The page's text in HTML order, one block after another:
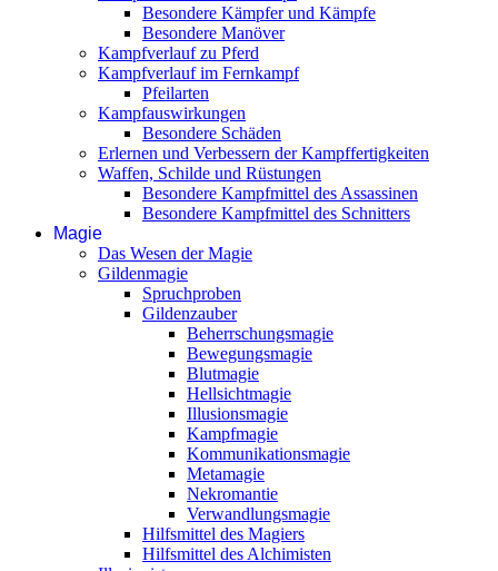
Besondere Kämpfer und Kämpfe
Besondere Manöver
Kampfverlauf zu Pferd
Kampfverlauf im Fernkampf
Pfeilarten
Kampfauswirkungen
Besondere Schäden
Erlernen und Verbessern der Kampffertigkeiten
Waffen, Schilde und Rüstungen
Besondere Kampfmittel des Assassinen
Besondere Kampfmittel des Schnitters
Magie
Das Wesen der Magie
Gildenmagie
Spruchproben
Gildenzauber
Beherrschungsmagie
Bewegungsmagie
Blutmagie
Hellsichtmagie
Illusionsmagie
Kampfmagie
Kommunikationsmagie
Metamagie
Nekromantie
Verwandlungsmagie
Hilfsmittel des Magiers
Hilfsmittel des Alchimisten